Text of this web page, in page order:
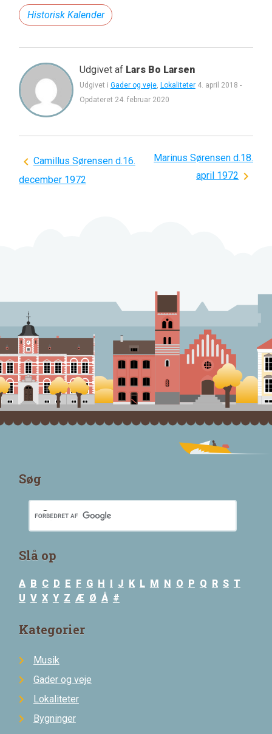
Historisk Kalender
Udgivet af Lars Bo Larsen
Udgivet i Gader og veje, Lokaliteter 4. april 2018 -
Opdateret 24. februar 2020
Indlægsnavigation
Camillus Sørensen d.16.
december 1972
Marinus Sørensen d.18.
april 1972
Søg
Slå op
A B C D E F G H J K L M N O P Q R S T
U V X Y Z Æ Ø Å #
Kategorier
Musik
Gader og veje
Lokaliteter
Bygninger